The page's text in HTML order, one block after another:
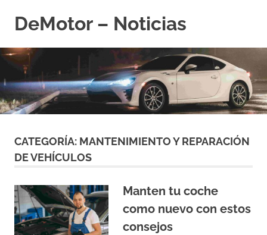
DeMotor – Noticias
CATEGORÍA: MANTENIMIENTO Y REPARACIÓN
DE VEHÍCULOS
Manten tu coche
como nuevo con estos
consejos